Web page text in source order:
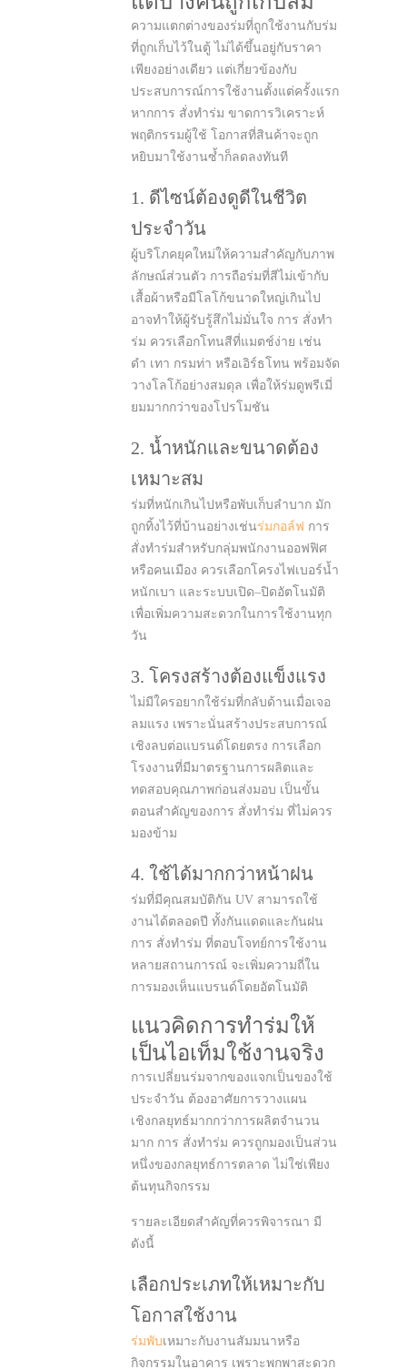
ความแตกต่างของร่มที่ถูกใช้งานกับร่ม
ที่ถูกเก็บไว้ในตู้ ไม่ได้ขึ้นอยู่กับราคา
เพียงอย่างเดียว แต่เกี่ยวข้องกับ
ประสบการณ์การใช้งานตั้งแต่ครั้งแรก
หากการ สั่งทำร่ม ขาดการวิเคราะห์
พฤติกรรมผู้ใช้ โอกาสที่สินค้าจะถูก
หยิบมาใช้งานซ้ำก็ลดลงทันที
1. ดีไซน์ต้องดูดีในชีวิต
ประจำวัน
ผู้บริโภคยุคใหม่ให้ความสำคัญกับภาพ
ลักษณ์ส่วนตัว การถือร่มที่สีไม่เข้ากับ
เสื้อผ้าหรือมีโลโก้ขนาดใหญ่เกินไป
อาจทำให้ผู้รับรู้สึกไม่มั่นใจ การ สั่งทำ
ร่ม ควรเลือกโทนสีที่แมตช์ง่าย เช่น
ดำ เทา กรมท่า หรือเอิร์ธโทน พร้อมจัด
วางโลโก้อย่างสมดุล เพื่อให้ร่มดูพรีเมี่
ยมมากกว่าของโปรโมชัน
2. น้ำหนักและขนาดต้อง
เหมาะสม
ร่มที่หนักเกินไปหรือพับเก็บลำบาก มัก
ถูกทิ้งไว้ที่บ้านอย่างเช่นร่มกอล์ฟ การ
สั่งทำร่มสำหรับกลุ่มพนักงานออฟฟิศ
หรือคนเมือง ควรเลือกโครงไฟเบอร์น้ำ
หนักเบา และระบบเปิด–ปิดอัตโนมัติ
เพื่อเพิ่มความสะดวกในการใช้งานทุก
วัน
3. โครงสร้างต้องแข็งแรง
ไม่มีใครอยากใช้ร่มที่กลับด้านเมื่อเจอ
ลมแรง เพราะนั่นสร้างประสบการณ์
เชิงลบต่อแบรนด์โดยตรง การเลือก
โรงงานที่มีมาตรฐานการผลิตและ
ทดสอบคุณภาพก่อนส่งมอบ เป็นขั้น
ตอนสำคัญของการ สั่งทำร่ม ที่ไม่ควร
มองข้าม
4. ใช้ได้มากกว่าหน้าฝน
ร่มที่มีคุณสมบัติกัน UV สามารถใช้
งานได้ตลอดปี ทั้งกันแดดและกันฝน
การ สั่งทำร่ม ที่ตอบโจทย์การใช้งาน
หลายสถานการณ์ จะเพิ่มความถี่ใน
การมองเห็นแบรนด์โดยอัตโนมัติ
แนวคิดการทำร่มให้
เป็นไอเท็มใช้งานจริง
การเปลี่ยนร่มจากของแจกเป็นของใช้
ประจำวัน ต้องอาศัยการวางแผน
เชิงกลยุทธ์มากกว่าการผลิตจำนวน
มาก การ สั่งทำร่ม ควรถูกมองเป็นส่วน
หนึ่งของกลยุทธ์การตลาด ไม่ใช่เพียง
ต้นทุนกิจกรรม
รายละเอียดสำคัญที่ควรพิจารณา มี
ดังนี้
เลือกประเภทให้เหมาะกับ
โอกาสใช้งาน
ร่มพับเหมาะกับงานสัมมนาหรือ
กิจกรรมในอาคาร เพราะพกพาสะดวก